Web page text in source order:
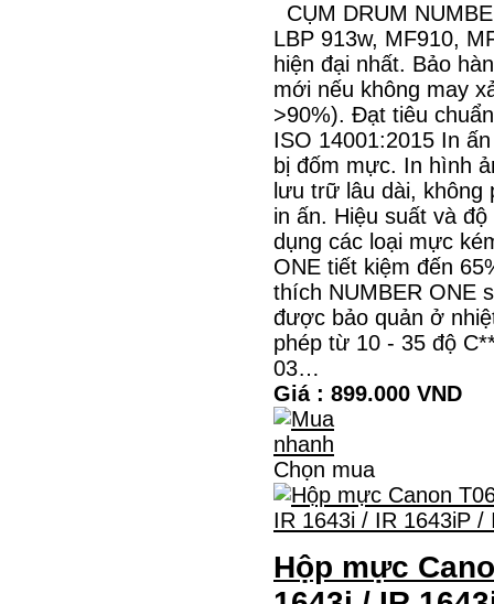
CỤM DRUM
LBP 913w, MF910,
hiện đại nhất. Bảo
mới nếu không may
>90%). Đạt tiêu
ISO 14001:2015 In
bị đốm mực. In hình
lưu trữ lâu dài,
in ấn. Hiệu suất và
dụng các loại mực
ONE tiết kiệm đến
thích NUMBER ONE
được bảo quản ở
phép từ 10 - 35 độ
03…
Giá : 899.000 VND
Chọn mua
Hộp mực